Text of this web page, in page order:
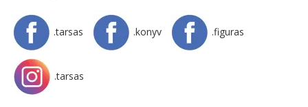
.tarsas .konyv .figuras
.tarsas